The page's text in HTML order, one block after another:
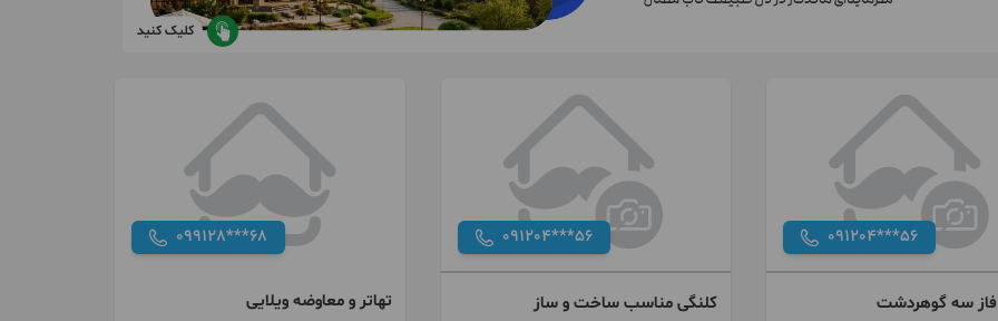
کلیک کنید
091204***56
فاز سه گوهردشت
091204***56
کلنگی مناسب ساخت و ساز
099128***68
تهاتر و معاوضه ویلایی